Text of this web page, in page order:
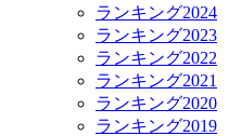
ランキング2024
ランキング2023
ランキング2022
ランキング2021
ランキング2020
ランキング2019